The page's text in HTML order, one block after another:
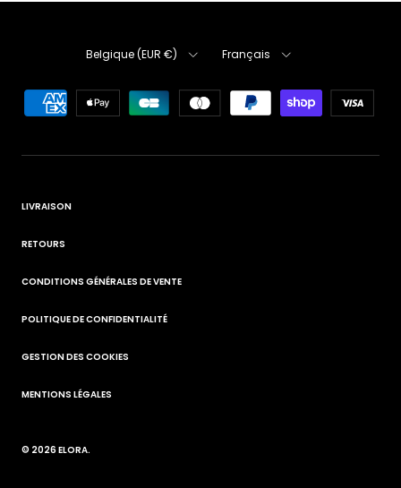
Belgique (EUR €) Français
LIVRAISON
RETOURS
CONDITIONS GÉNÉRALES DE VENTE
POLITIQUE DE CONFIDENTIALITÉ
GESTION DES COOKIES
MENTIONS LÉGALES
© 2026ELORA.